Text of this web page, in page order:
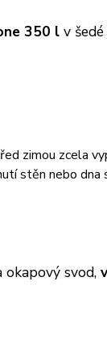
350 l v
zimou zcela
stěn nebo dna
svod,